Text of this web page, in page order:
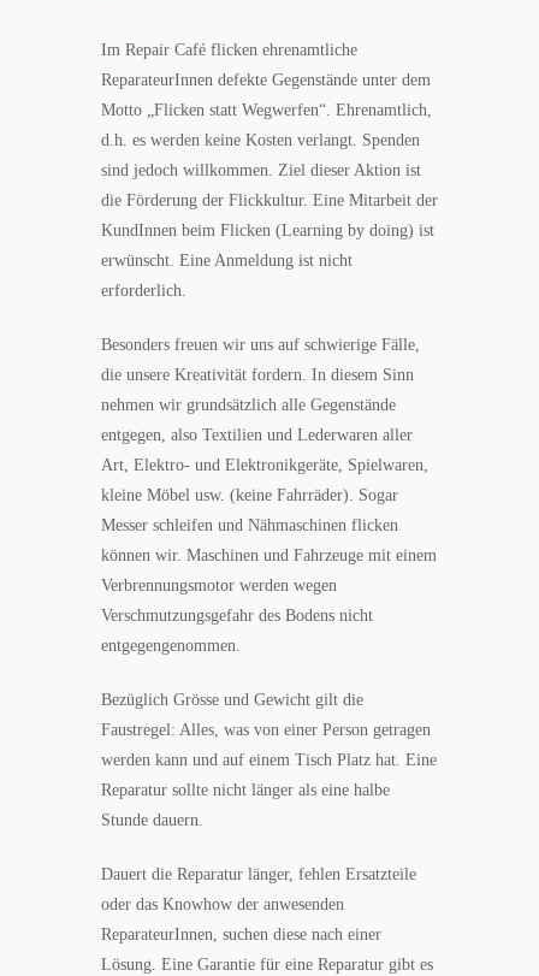
Im Repair Café flicken ehrenamtliche
ReparateurInnen defekte Gegenstände unter dem
Motto „Flicken statt Wegwerfen“. Ehrenamtlich,
d.h. es werden keine Kosten verlangt. Spenden
sind jedoch willkommen. Ziel dieser Aktion ist
die Förderung der Flickkultur. Eine Mitarbeit der
KundInnen beim Flicken (Learning by doing) ist
erwünscht. Eine Anmeldung ist nicht
erforderlich.
Besonders freuen wir uns auf schwierige Fälle,
die unsere Kreativität fordern. In diesem Sinn
nehmen wir grundsätzlich alle Gegenstände
entgegen, also Textilien und Lederwaren aller
Art, Elektro- und Elektronikgeräte, Spielwaren,
kleine Möbel usw. (keine Fahrräder). Sogar
Messer schleifen und Nähmaschinen flicken
können wir. Maschinen und Fahrzeuge mit einem
Verbrennungsmotor werden wegen
Verschmutzungsgefahr des Bodens nicht
entgegengenommen.
Bezüglich Grösse und Gewicht gilt die
Faustregel: Alles, was von einer Person getragen
werden kann und auf einem Tisch Platz hat. Eine
Reparatur sollte nicht länger als eine halbe
Stunde dauern.
Dauert die Reparatur länger, fehlen Ersatzteile
oder das Knowhow der anwesenden
ReparateurInnen, suchen diese nach einer
Lösung. Eine Garantie für eine Reparatur gibt es